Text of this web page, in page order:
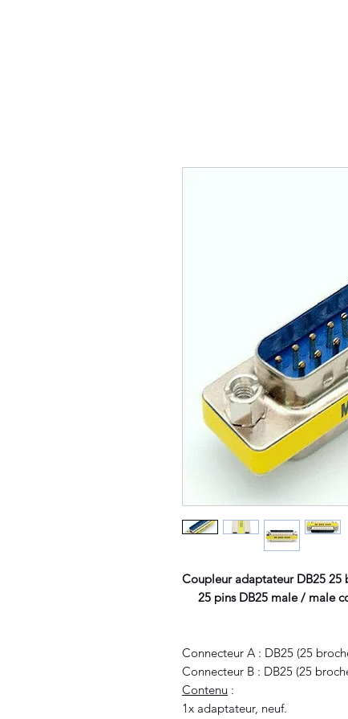
Coupleur adaptateur DB25 25
25 pins DB25 male / male
Connecteur A : DB25 (25
Connecteur B : DB25 (25
Contenu :
1x adaptateur, neuf.